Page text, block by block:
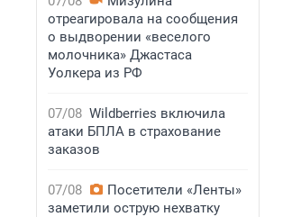
отреагировала на сообщения
о выдворении «веселого
молочника» Джастаса
Уолкера из РФ
07/08 Wildberries включила
атаки БПЛА в страхование
заказов
07/08
Посетители «Ленты»
заметили острую нехватку